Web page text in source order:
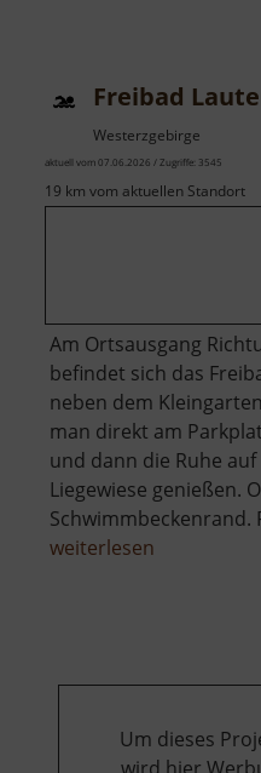
Freibad
Westerzgebirge
aktuell vom 07.06.2026 / Zugriffe: 3545
19 km vom aktuellen Standort
Am Ortsausgang
befindet sich das
neben dem
man direkt am
und dann die Ruhe
Liegewiese genießen.
Schwimmbeckenrand.
weiterlesen
Um dieses